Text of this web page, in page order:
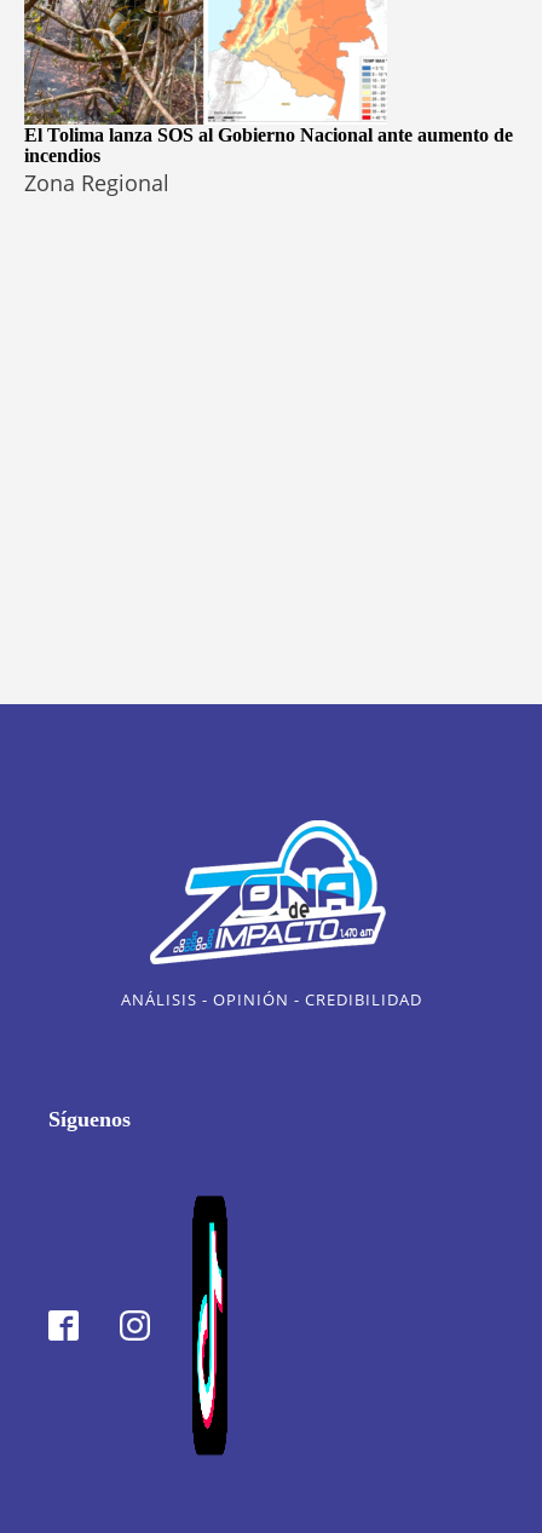
El Tolima lanza SOS al Gobierno Nacional ante aumento de
incendios
Zona Regional
ANÁLISIS - OPINIÓN - CREDIBILIDAD
Síguenos